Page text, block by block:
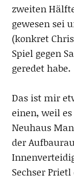
zweiten
gewesen sei
(konkret
Spiel gegen
geredet habe.
Das ist mir
einen, weil
Neuhaus
der
Sechser